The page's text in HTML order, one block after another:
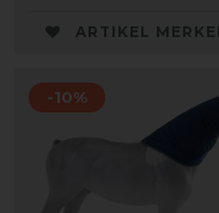
ARTIKEL
-10%